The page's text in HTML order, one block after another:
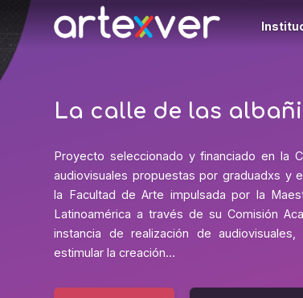
La calle de las
Proyecto seleccionado y financiado en la
audiovisuales propuestas por graduadxs y
la Facultad de Arte impulsada por la
Latinoamérica a través de su Comisión
instancia de realización de
estimular la creación…